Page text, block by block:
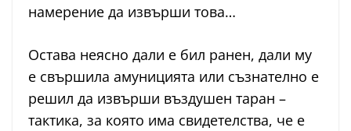
намерение да извърши това…
Остава неясно дали е бил ранен, дали му
е свършила амуницията или съзнателно е
решил да извърши въздушен таран –
тактика, за която има свидетелства, че е